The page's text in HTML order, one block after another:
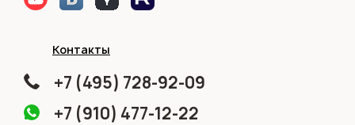
Контакты
+7 (495) 728-92-09
+7 (910) 477-12-22